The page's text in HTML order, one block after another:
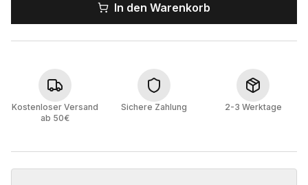
In den Warenkorb
Kostenloser Versand
ab 50€
Sichere Zahlung 2-3 Werktage